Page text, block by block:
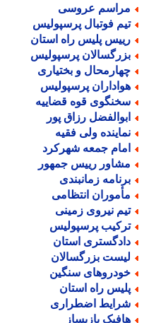
عروسی
فوتبال پرسپولیس
پلیس راه استان
پرسپولیس
و بختیاری
پرسپولیس
قوه قضاییه
رزاق پور
ولی فقیه
جمعه شهرکرد
رییس جمهور
زمانبندی
انتظامی
نیروی زمینی
پرسپولیس
استان
بزرگسالان
سنگین
راه استان
اضطراری
بازیساز